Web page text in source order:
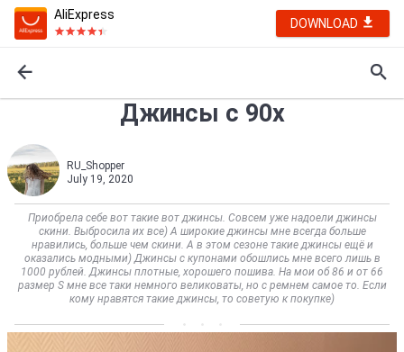
AliExpress
DOWNLOAD
Джинсы с 90х
RU_Shopper
July 19, 2020
Приобрела себе вот такие вот джинсы. Совсем уже надоели джинсы
скини. Выбросила их все) А широкие джинсы мне всегда больше
нравились, больше чем скини. А в этом сезоне такие джинсы ещё и
оказались модными) Джинсы с купонами обошлись мне всего лишь в
1000 рублей. Джинсы плотные, хорошего пошива. На мои об 86 и от 66
размер S мне все таки немного великоваты, но с ремнем самое то. Если
кому нравятся такие джинсы, то советую к покупке)